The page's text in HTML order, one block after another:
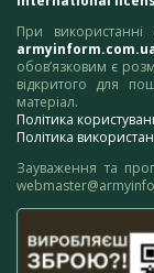
При
обов’язковим є
відкритого для
матеріал.
Політика
Політика
Зауваження та